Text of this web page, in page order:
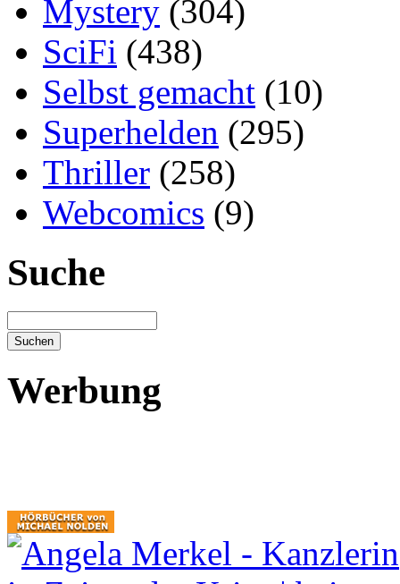
Mystery (304)
SciFi (438)
Selbst gemacht (10)
Superhelden (295)
Thriller (258)
Webcomics (9)
Suche
Werbung